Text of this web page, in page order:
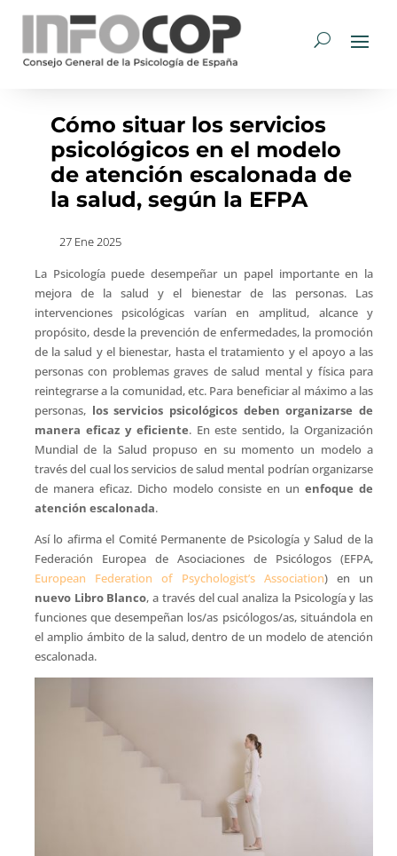
Cómo situar los servicios
psicológicos en el modelo
de atención escalonada de
la salud, según la EFPA
27 Ene 2025
La Psicología puede desempeñar un papel importante en la
mejora de la salud y el bienestar de las personas. Las
intervenciones psicológicas varían en amplitud, alcance y
propósito, desde la prevención de enfermedades, la promoción
de la salud y el bienestar, hasta el tratamiento y el apoyo a las
personas con problemas graves de salud mental y física para
reintegrarse a la comunidad, etc. Para beneficiar al máximo a las
personas, los servicios psicológicos deben organizarse de
manera eficaz y eficiente. En este sentido, la Organización
Mundial de la Salud propuso en su momento un modelo a
través del cual los servicios de salud mental podrían organizarse
de manera eficaz. Dicho modelo consiste en unenfoque de
atención escalonada.
Así lo afirma el Comité Permanente de Psicología y Salud de la
Federación Europea de Asociaciones de Psicólogos (EFPA,
European Federation of Psychologist’s Association) en un
nuevo Libro Blanco, a través del cual analiza la Psicología y las
funciones que desempeñan los/as psicólogos/as, situándola en
el amplio ámbito de la salud, dentro de un modelo de atención
escalonada.